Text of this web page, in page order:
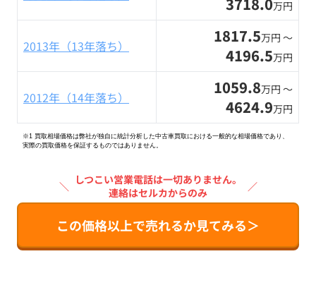
万円
2013年（13年落ち） 1817.5万円 〜
4196.5万円
2012年（14年落ち） 1059.8万円 〜
4624.9万円
※1 買取相場価格は弊社が独自に統計分析した中古車買取における一般的な相場価格であり、
実際の買取価格を保証するものではありません。
＼ しつこい営業電話は一切ありません。
連絡はセルカからのみ
／
この価格以上で売れるか見てみる＞